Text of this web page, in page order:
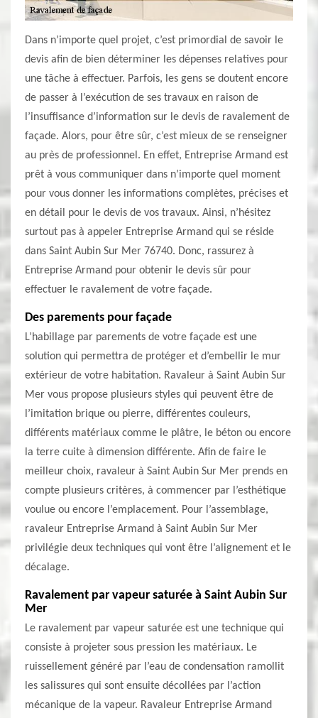
Dans n’importe quel projet, c’est primordial de savoir le
devis afin de bien déterminer les dépenses relatives pour
une tâche à effectuer. Parfois, les gens se doutent encore
de passer à l’exécution de ses travaux en raison de
l’insuffisance d’information sur le devis de ravalement de
façade. Alors, pour être sûr, c’est mieux de se renseigner
au près de professionnel. En effet, Entreprise Armand est
prêt à vous communiquer dans n’importe quel moment
pour vous donner les informations complètes, précises et
en détail pour le devis de vos travaux. Ainsi, n’hésitez
surtout pas à appeler Entreprise Armand qui se réside
dans Saint Aubin Sur Mer 76740. Donc, rassurez à
Entreprise Armand pour obtenir le devis sûr pour
effectuer le ravalement de votre façade.
Des parements pour façade
L’habillage par parements de votre façade est une
solution qui permettra de protéger et d’embellir le mur
extérieur de votre habitation. Ravaleur à Saint Aubin Sur
Mer vous propose plusieurs styles qui peuvent être de
l’imitation brique ou pierre, différentes couleurs,
différents matériaux comme le plâtre, le béton ou encore
la terre cuite à dimension différente. Afin de faire le
meilleur choix, ravaleur à Saint Aubin Sur Mer prends en
compte plusieurs critères, à commencer par l’esthétique
voulue ou encore l’emplacement. Pour l’assemblage,
ravaleur Entreprise Armand à Saint Aubin Sur Mer
privilégie deux techniques qui vont être l’alignement et le
décalage.
Ravalement par vapeur saturée à Saint Aubin Sur
Mer
Le ravalement par vapeur saturée est une technique qui
consiste à projeter sous pression les matériaux. Le
ruissellement généré par l’eau de condensation ramollit
les salissures qui sont ensuite décollées par l’action
mécanique de la vapeur. Ravaleur Entreprise Armand